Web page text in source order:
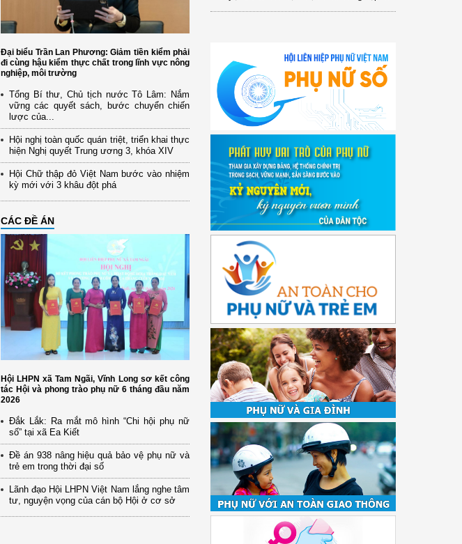
Đại biểu Trần Lan Phương: Giảm tiền kiểm phải
đi cùng hậu kiểm thực chất trong lĩnh vực nông
nghiệp, môi trường
Tổng Bí thư, Chủ tịch nước Tô Lâm: Nắm
vững các quyết sách, bước chuyển chiến
lược của...
Hội nghị toàn quốc quán triệt, triển khai thực
hiện Nghị quyết Trung ương 3, khóa XIV
Hội Chữ thập đỏ Việt Nam bước vào nhiệm
kỳ mới với 3 khâu đột phá
CÁC ĐỀ ÁN
Hội LHPN xã Tam Ngãi, Vĩnh Long sơ kết công
tác Hội và phong trào phụ nữ 6 tháng đầu năm
2026
Đắk Lắk: Ra mắt mô hình “Chi hội phụ nữ
số” tại xã Ea Kiết
Đề án 938 nâng hiệu quả bảo vệ phụ nữ và
trẻ em trong thời đại số
Lãnh đạo Hội LHPN Việt Nam lắng nghe tâm
tư, nguyện vọng của cán bộ Hội ở cơ sở